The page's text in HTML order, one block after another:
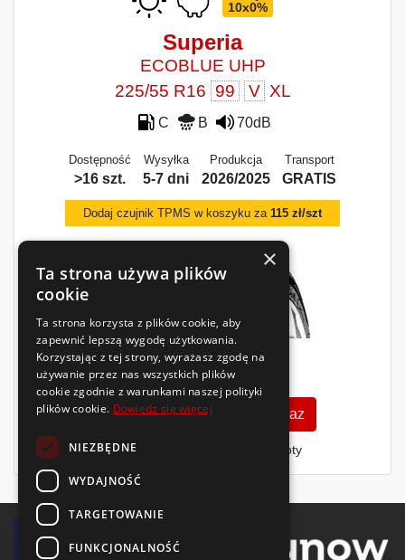
10x0%
Superia
ECOBLUE UHP
225/55 R16 99 V XL
C B 70dB
Dostępność
>16 szt.
Wysyłka
5-7 dni
Produkcja
2026/2025
Transport
GRATIS
Dodaj czujnik TPMS w koszyku za 115 zł/szt
270 zł/szt.
Zobacz szczegóły Kup teraz
Finansowanie dla firm - MŚP i floty
×
Ta strona używa plików
cookie
Ta strona korzysta z plików cookie, aby
zapewnić lepszą wygodę użytkowania.
Korzystając z tej strony, wyrażasz zgodę na
używanie przez nas wszystkich plików
cookie zgodnie z warunkami naszej polityki
plików cookie. Dowiedz się więcej
NIEZBĘDNE
WYDAJNOŚĆ
TARGETOWANIE
FUNKCJONALNOŚĆ